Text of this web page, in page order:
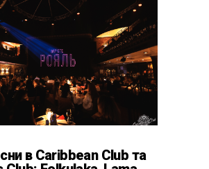
в Caribbean Club та